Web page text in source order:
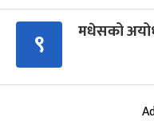
९ मधेसको